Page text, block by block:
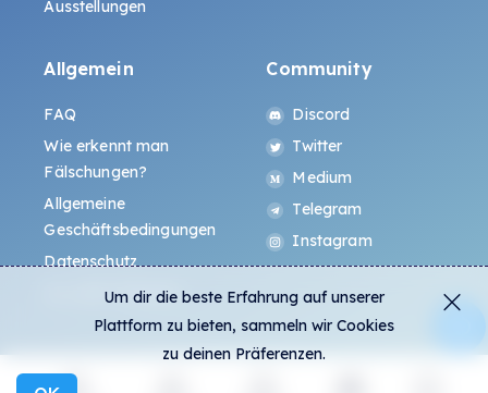
Ausstellungen
Allgemein
FAQ
Wie erkennt man
Fälschungen?
Allgemeine
Geschäftsbedingungen
Datenschutz
ALL.ART Protocol
Community
Discord
Twitter
Medium
Telegram
Instagram
Um dir die beste Erfahrung auf unserer
Plattform zu bieten, sammeln wir Cookies
zu deinen Präferenzen.